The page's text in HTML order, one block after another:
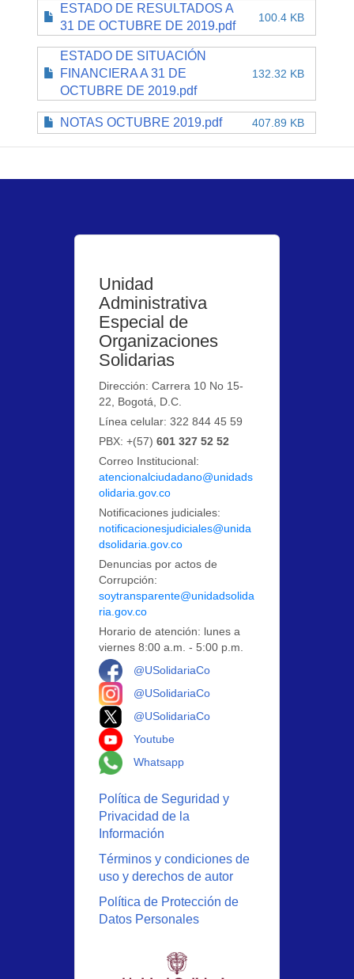
ESTADO DE RESULTADOS A
31 DE OCTUBRE DE 2019.pdf
100.4 KB
ESTADO DE SITUACIÓN
FINANCIERA A 31 DE
OCTUBRE DE 2019.pdf
132.32 KB
NOTAS OCTUBRE 2019.pdf 407.89 KB
Unidad
Administrativa
Especial de
Organizaciones
Solidarias
Dirección: Carrera 10 No 15-
22, Bogotá, D.C.
Línea celular: 322 844 45 59
PBX: +(57)601 327 52 52
Correo Institucional:
atencionalciudadano@unidads
olidaria.gov.co
Notificaciones judiciales:
notificacionesjudiciales@unida
dsolidaria.gov.co
Denuncias por actos de
Corrupción:
soytransparente@unidadsolida
ria.gov.co
Horario de atención: lunes a
viernes 8:00 a.m. - 5:00 p.m.
@USolidariaCo
@USolidariaCo
@USolidariaCo
Youtube
Whatsapp
Política de Seguridad y
Privacidad de la
Información
Términos y condiciones de
uso y derechos de autor
Política de Protección de
Datos Personales